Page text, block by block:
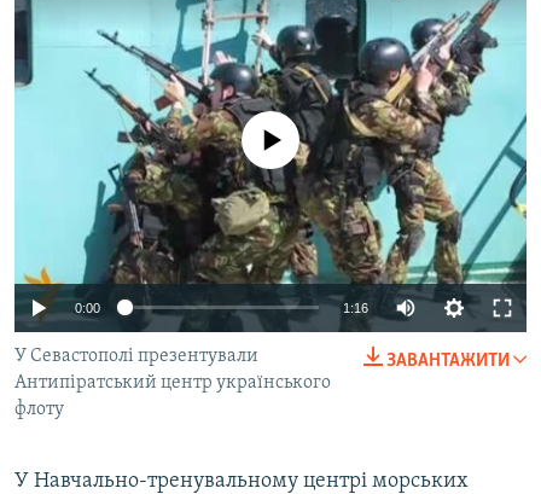
МУЛЬТИМЕДІА
ФОТО
СПЕЦПРОЄКТИ
ПОДКАСТИ
КРИМ РЕАЛІЇ
УКР
КТАТ
ДОЛУЧАЙСЯ!
No media source currently available
0:00 1:16
ЗАВАНТАЖИТИ
У Севастополі презентували
Антипіратський центр українського
флоту
У Навчально-тренувальному центрі морських